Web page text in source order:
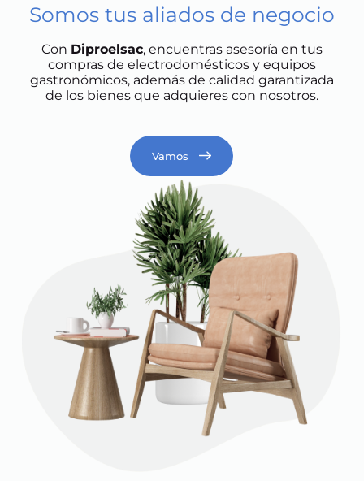
Somos tus aliados de negocio
Con Diproelsac, encuentras asesoría en tus
compras de electrodomésticos y equipos
gastronómicos, además de calidad garantizada
de los bienes que adquieres con nosotros.
Vamos